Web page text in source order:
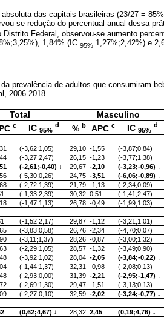
das capitais brasileiras (23/27 =
se redução do percentual anual dessa
Federal, observou-se aumento
1,84% (IC 95% 1,27%;2,42%) e
prevalência de adultos que consumiram
2006-2018
Total Masculino
c IC 95%
d % b APC c IC 95%
d
(-3,62;1,05) 29,10 -1,55 (-3,87;0,84)
(-3,27;2,47) 26,15 -1,23 (-3,77;1,38)
(-2,61;-0,40) ↓ 29,67 -2,10 (-3,23;-0,96) ↓
(-5,30;0,26) 24,75 -3,51 (-6,06;-0,89) ↓
(-2,72;1,39) 21,79 -1,13 (-2,34;0,09)
(-1,33;2,39) 30,32 0,51 (-1,41;2,47)
(-1,47;1,13) 26,78 -0,49 (-1,99;1,03)
(-1,52;2,17) 29,87 -1,12 (-3,21;1,01)
(-3,83;0,58) 26,76 -2,34 (-4,70;0,07)
(-3,11;1,37) 28,26 -0,87 (-3,00;1,32)
(-2,29;1,05) 28,57 -1,32 (-3,49;0,90)
(-3,92;1,02) 28,04 -2,05 (-3,84;-0,22) ↓
(-1,44;1,37) 32,31 -0,98 (-2,08;0,13)
(-2,93;0,00) 31,39 -2,21 (-2,95;-1,47) ↓
(-2,69;1,30) 29,47 -1,51 (-3,13;0,13)
(-2,27;0,10) 32,59 -2,02 (-3,24;-0,77) ↓
(0,62;4,67) ↓ 28,32 2,45 (0,19;4,76) ↓